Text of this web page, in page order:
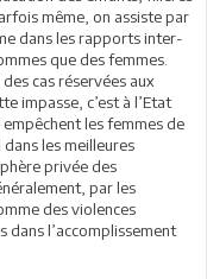
même, on assiste par
dans les rapports inter-
que des femmes.
cas réservées aux
impasse, c’est à l’Etat
les femmes de
les meilleures
privée des
par les
des violences
l’accomplissement